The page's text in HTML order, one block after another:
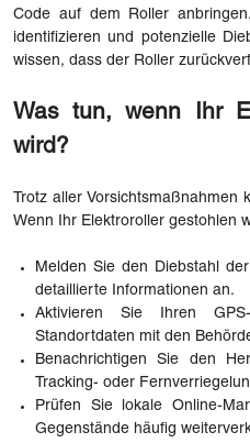
Code auf dem Roller
identifizieren und potenzielle
wissen, dass der Roller
Was tun, wenn Ihr
wird?
Trotz aller Vorsichtsmaßnahmen
Wenn Ihr Elektroroller gestohlen
Melden Sie den Diebstahl
detaillierte Informationen an.
Aktivieren Sie Ihren
Standortdaten mit den
Benachrichtigen Sie den
Tracking- oder
Prüfen Sie lokale Online-
Gegenstände häufig